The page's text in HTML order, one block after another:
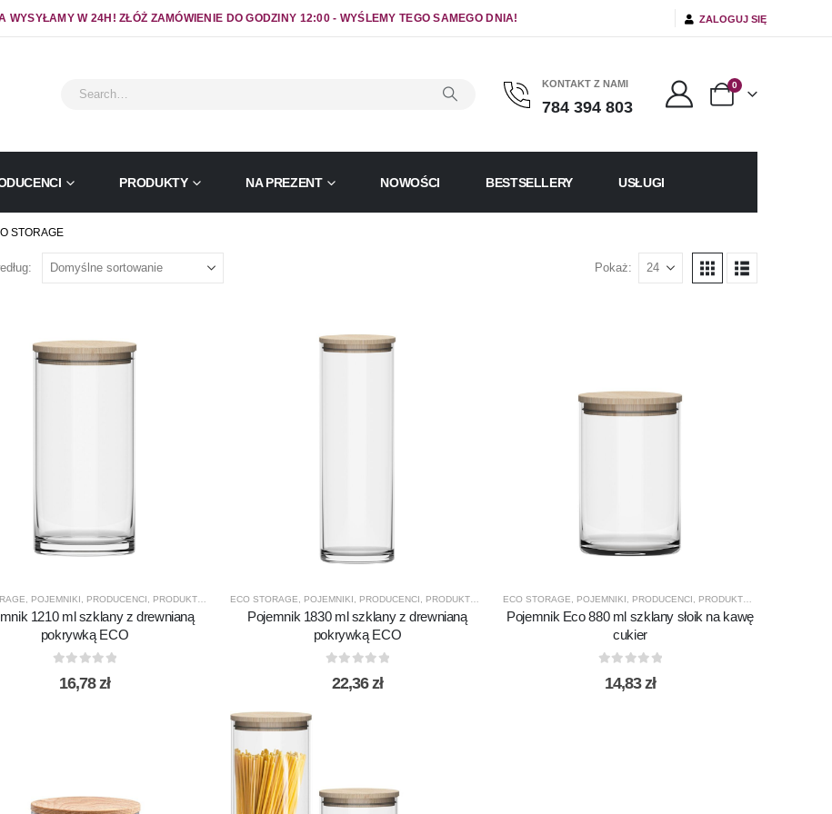
WYSYŁAMY W 24H! ZŁÓŻ ZAMÓWIENIE DO GODZINY 12:00 - WYŚLEMY TEGO SAMEGO DNIA! ZALOGUJ SIĘ
KONTAKT Z NAMI
784 394 803
0
PRODUKTY NA PREZENT NOWOŚCI BESTSELLERY USŁUGI
STORAGE
Pokaż:
, POJEMNIKI, PRODUCENCI, PRODUKTY , TREND GLASS
1210 ml szklany z drewnianą
pokrywką ECO
16,78zł
ECO STORAGE, POJEMNIKI, PRODUCENCI, PRODUKTY , TREND GLASS
Pojemnik 1830 ml szklany z drewnianą
pokrywką ECO
22,36zł
ECO STORAGE, POJEMNIKI, PRODUCENCI, PRODUKTY ,
Pojemnik Eco 880 ml szklany słoik na kawę
cukier
14,83zł